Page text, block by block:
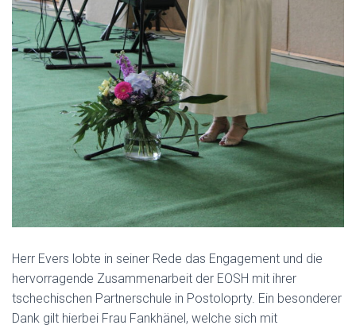
Herr Evers lobte in seiner Rede das Engagement und die
hervorragende Zusammenarbeit der EOSH mit ihrer
tschechischen Partnerschule in Postoloprty. Ein besonderer
Dank gilt hierbei Frau Fankhänel, welche sich mit